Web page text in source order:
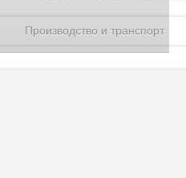
Производство и транспорт